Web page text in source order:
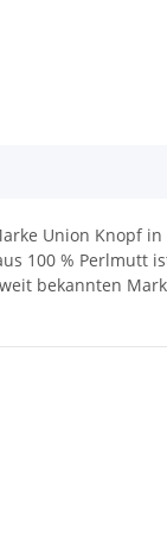
Union Knopf
100 % Perlmutt
bekannten